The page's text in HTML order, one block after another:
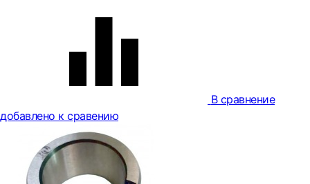
В сравнение
добавлено к сравению